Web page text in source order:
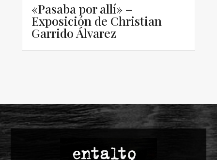
«Pasaba por allí» –
Exposición de Christian
Garrido Álvarez